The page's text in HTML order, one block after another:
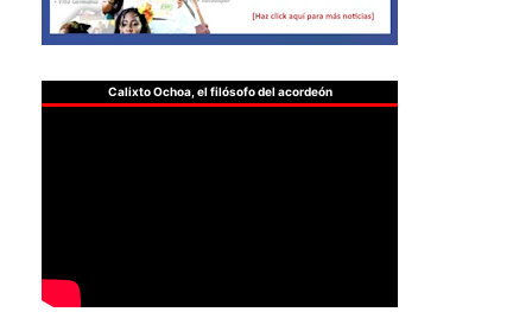
Calixto Ochoa, el filósofo del acordeón